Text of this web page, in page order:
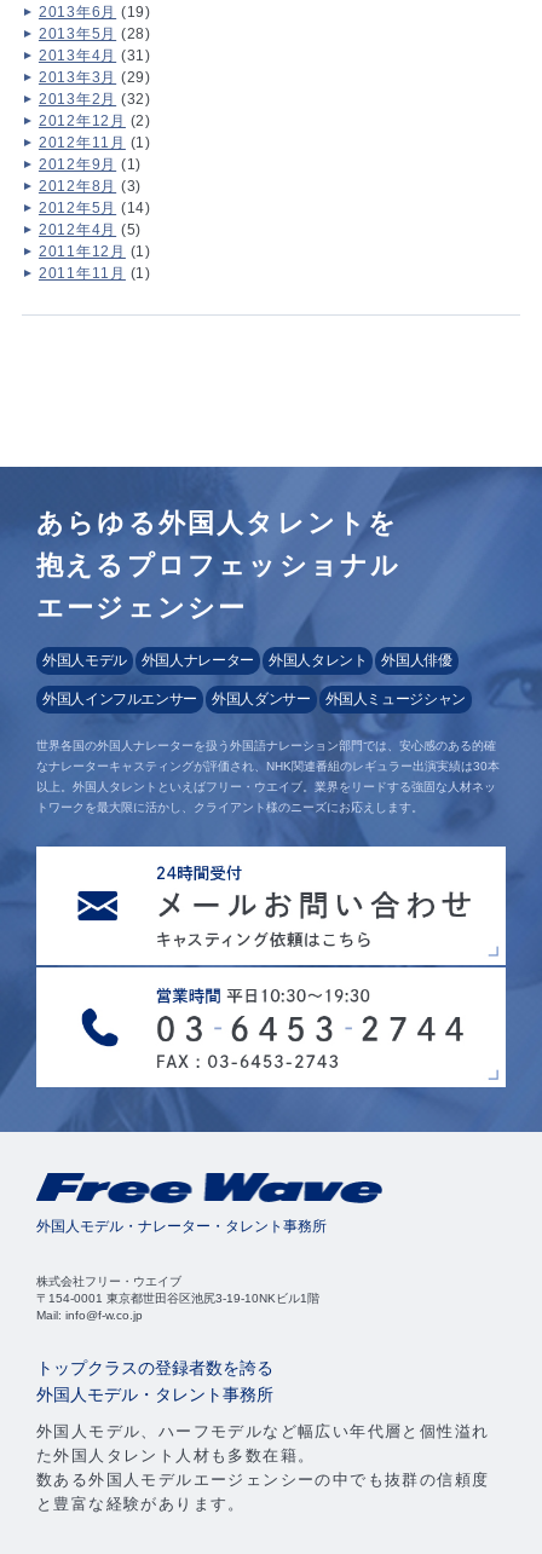
2013年6月 (19)
2013年5月 (28)
2013年4月 (31)
2013年3月 (29)
2013年2月 (32)
2012年12月 (2)
2012年11月 (1)
2012年9月 (1)
2012年8月 (3)
2012年5月 (14)
2012年4月 (5)
2011年12月 (1)
2011年11月 (1)
あらゆる外国人タレントを
抱えるプロフェッショナル
エージェンシー
外国人モデル 外国人ナレーター 外国人タレント 外国人俳優
外国人インフルエンサー 外国人ダンサー 外国人ミュージシャン
世界各国の外国人ナレーターを扱う外国語ナレーション部門では、安心感のある的確
なナレーターキャスティングが評価され、NHK関連番組のレギュラー出演実績は30本
以上。外国人タレントといえばフリー・ウエイブ。業界をリードする強固な人材ネッ
トワークを最大限に活かし、クライアント様のニーズにお応えします。
外国人モデル・ナレーター・タレント事務所
株式会社フリー・ウエイブ
〒154-0001 東京都世田谷区池尻3-19-10NKビル1階
Mail: info@f-w.co.jp
トップクラスの登録者数を誇る
外国人モデル・タレント事務所
外国人モデル、ハーフモデルなど幅広い年代層と個性溢れ
た外国人タレント人材も多数在籍。
数ある外国人モデルエージェンシーの中でも抜群の信頼度
と豊富な経験があります。